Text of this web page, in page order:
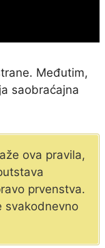
Međutim,
saobraćajna
ova pravila,
prvenstva.
svakodnevno